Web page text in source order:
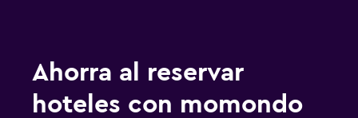
Ahorra al reservar
hoteles con momondo